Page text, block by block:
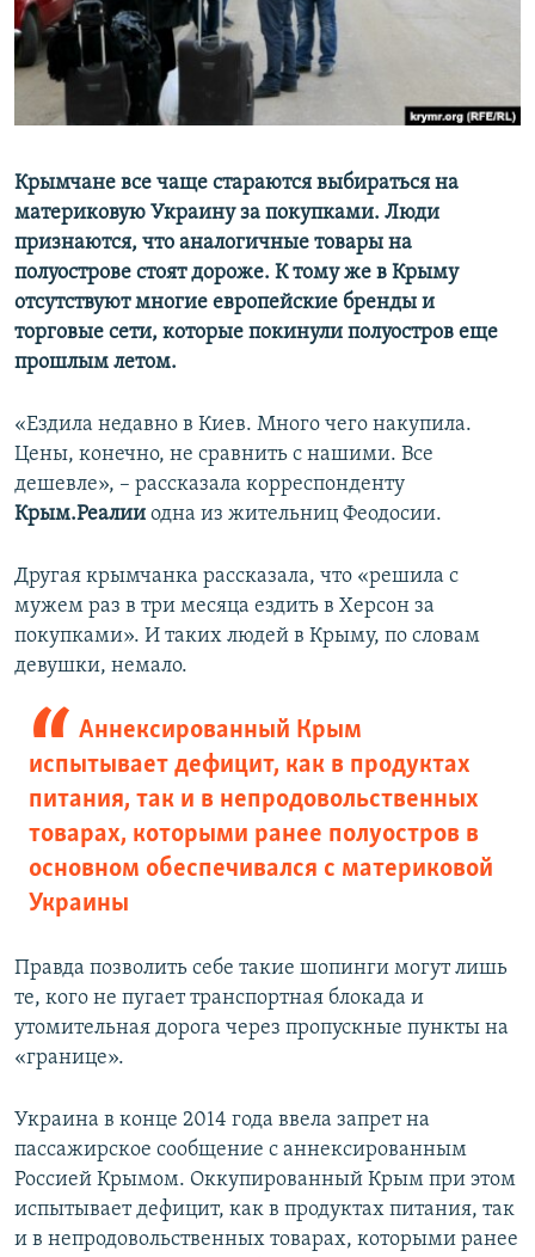
ПОБЕДИТЕЛЕЙ НЕ СУДЯТ?
КРЫМ.НЕПОКОРЕННЫЙ
ELIFBE
ПРИСОЕДИНЯЙТЕСЬ!
Все сайты RFE/RL
Крымчане все чаще стараются выбираться на
материковую Украину за покупками. Люди
признаются, что аналогичные товары на
полуострове стоят дороже. К тому же в Крыму
отсутствуют многие европейские бренды и
торговые сети, которые покинули полуостров еще
прошлым летом.
«Ездила недавно в Киев. Много чего накупила.
Цены, конечно, не сравнить с нашими. Все
дешевле», – рассказала корреспонденту
Крым.Реалии одна из жительниц Феодосии.
Другая крымчанка рассказала, что «решила с
мужем раз в три месяца ездить в Херсон за
покупками». И таких людей в Крыму, по словам
девушки, немало.
Аннексированный Крым
испытывает дефицит, как в продуктах
питания, так и в непродовольственных
товарах, которыми ранее полуостров в
основном обеспечивался с материковой
Украины
Правда позволить себе такие шопинги могут лишь
те, кого не пугает транспортная блокада и
утомительная дорога через пропускные пункты на
«границе».
Украина в конце 2014 года ввела запрет на
пассажирское сообщение с аннексированным
Россией Крымом. Оккупированный Крым при этом
испытывает дефицит, как в продуктах питания, так
и в непродовольственных товарах, которыми ранее